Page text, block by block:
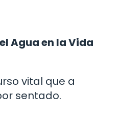
Agua en la Vida
vital que a
sentado.